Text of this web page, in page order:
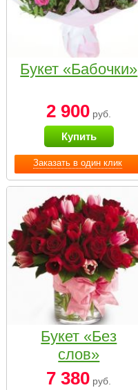
Заказать в один клик
Букет «Бабочки»
2 900 руб.
Купить
Букет «Без
слов»
7 380 руб.